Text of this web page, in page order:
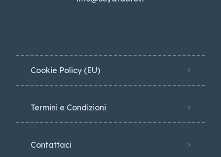
Cookie Policy (EU)
Termini e Condizioni
Contattaci